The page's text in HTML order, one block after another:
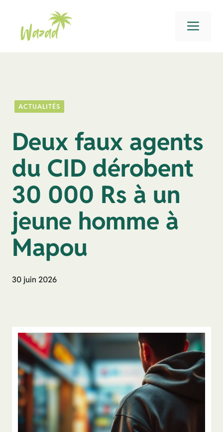
contenu
ACTUALITÉS
Deux faux agents
du CID dérobent
30 000 Rs à un
jeune homme à
Mapou
30 juin 2026